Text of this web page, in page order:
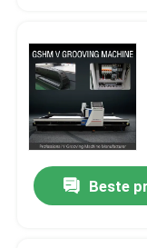
Over ons
Contacten
Producten
Beste